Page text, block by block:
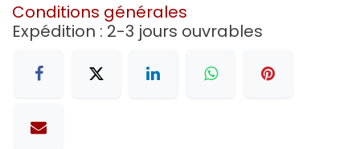
Conditions générales
Expédition : 2-3 jours ouvrables